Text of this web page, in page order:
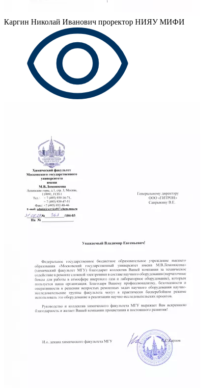
Каргин Николай Иванович проректор НИЯУ МИФИ